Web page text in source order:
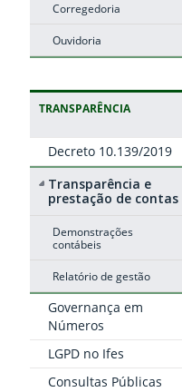
Corregedoria
Ouvidoria
TRANSPARÊNCIA
Decreto 10.139/2019
Transparência e
prestação de contas
Demonstrações
contábeis
Relatório de gestão
Governança em
Números
LGPD no Ifes
Consultas Públicas